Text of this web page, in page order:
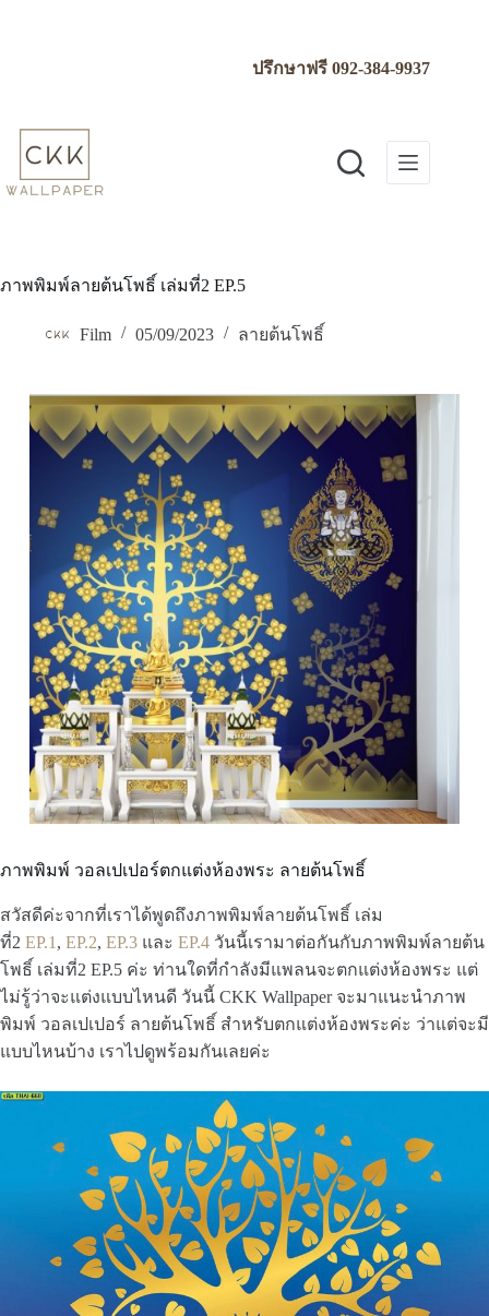
ปรึกษาฟรี092-384-9937
ภาพพิมพ์ลายต้นโพธิ์ เล่มที่2 EP.5
Film 05/09/2023 ลายต้นโพธิ์
ภาพพิมพ์ วอลเปเปอร์ตกแต่งห้องพระ ลายต้นโพธิ์
สวัสดีค่ะจากที่เราได้พูดถึงภาพพิมพ์ลายต้นโพธิ์ เล่ม
ที่2 EP.1 , EP.2, EP.3 และ EP.4 วันนี้เรามาต่อกันกับภาพพิมพ์ลายต้น
โพธิ์ เล่มที่2 EP.5 ค่ะ ท่านใดที่กำลังมีแพลนจะตกแต่งห้องพระ แต่
ไม่รู้ว่าจะแต่งแบบไหนดี วันนี้ CKK Wallpaper จะมาแนะนำภาพ
พิมพ์ วอลเปเปอร์ ลายต้นโพธิ์ สำหรับตกแต่งห้องพระค่ะ ว่าแต่จะมี
แบบไหนบ้าง เราไปดูพร้อมกันเลยค่ะ